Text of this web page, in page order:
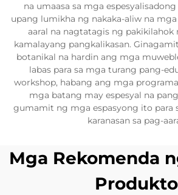
na umaasa sa mga
upang lumikha ng nakaka-aliw na
aaral na nagtatagis ng pakikilahok
kamalayang pangkalikasan.
botanikal na hardin ang mga
labas para sa mga turang pang-
workshop, habang ang mga
mga batang may espesyal na
gumamit ng mga espasyong ito para
karanasan sa pag-
Mga Rekomenda
Produkto